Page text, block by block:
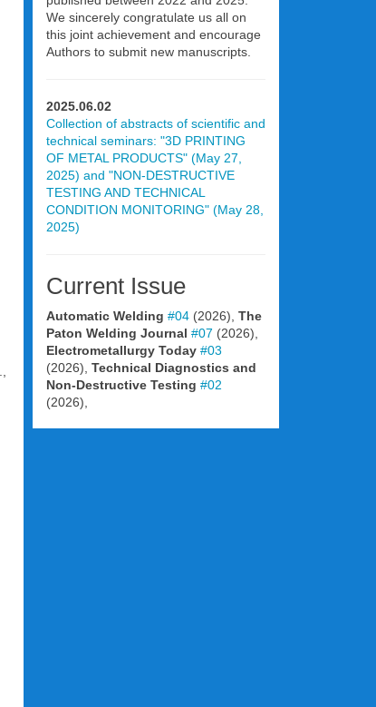
We sincerely congratulate us all on
this joint achievement and encourage
Authors to submit new manuscripts.
2025.06.02
Collection of abstracts of scientific and
technical seminars: "3D PRINTING
OF METAL PRODUCTS" (May 27,
2025) and "NON-DESTRUCTIVE
TESTING AND TECHNICAL
CONDITION MONITORING" (May 28,
2025)
Current Issue
Automatic Welding #04(2026), The
Paton Welding Journal #07 (2026),
Electrometallurgy Today #03
(2026), Technical Diagnostics and
Non-Destructive Testing #02
(2026),